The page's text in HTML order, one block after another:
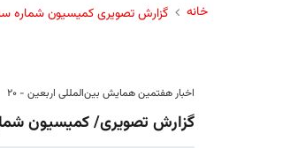
خانه گزارش تصویری کمیسیون شماره
اخبار هفتمین همایش بین‌المللی اربعین - ۲۰
گزارش تصویری/ کمیسیون